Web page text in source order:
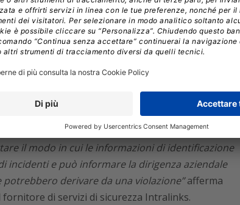
regolamento infatti impone“un responsabile della
o memorizzano grandi quantità di dati
le persone interessate o sono un’autorità
violazioni dei dati di alto profilo. Esempi come quelli
costano alle aziende milioni di dollari.“Un CPO
il modo in cui le informazioni di identificazione
incidenti e può informare la dirigenza aziendale
derivare da una violazione”afferma
di servizi di sicurezza Intralinks.